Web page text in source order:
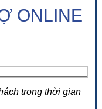
ONLINE
trong thời gian